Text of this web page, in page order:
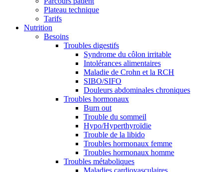
Plateau technique
Tarifs
Nutrition
Besoins
Troubles digestifs
Syndrome du côlon irritable
Intolérances alimentaires
Maladie de Crohn et la RCH
SIBO/SIFO
Douleurs abdominales chroniques
Troubles hormonaux
Burn out
Trouble du sommeil
Hypo/Hyperthyroïdie
Trouble de la libido
Troubles hormonaux femme
Troubles hormonaux homme
Troubles métaboliques
Maladies cardiovasculaires